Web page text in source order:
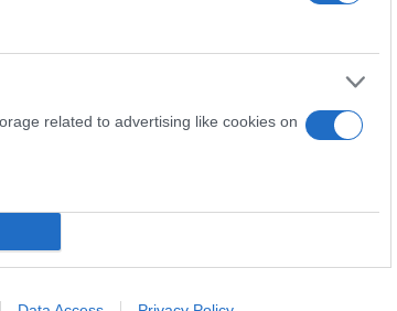
related to advertising like cookies on
ταχύτητα. Τη χτυπά με το εμπρόσθιο
πέταξε στον αέρα